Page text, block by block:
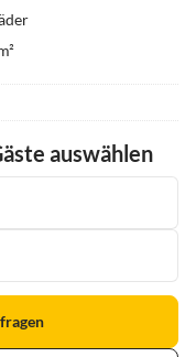
auswählen